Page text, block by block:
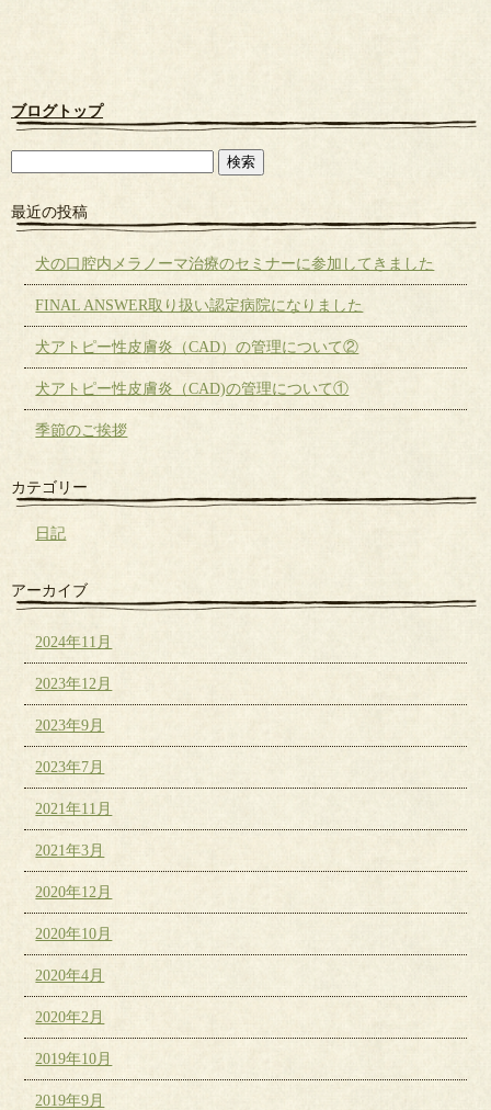
ブログトップ
最近の投稿
犬の口腔内メラノーマ治療のセミナーに参加してきました
FINAL ANSWER取り扱い認定病院になりました
犬アトピー性皮膚炎（CAD）の管理について②
犬アトピー性皮膚炎（CAD)の管理について①
季節のご挨拶
カテゴリー
日記
アーカイブ
2024年11月
2023年12月
2023年9月
2023年7月
2021年11月
2021年3月
2020年12月
2020年10月
2020年4月
2020年2月
2019年10月
2019年9月